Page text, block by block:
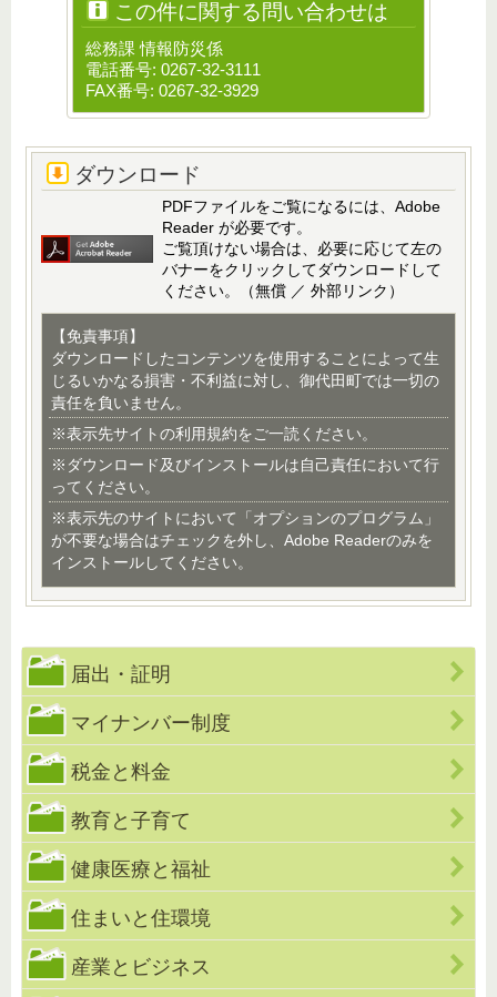
この件に関する問い合わせは
総務課 情報防災係
電話番号: 0267-32-3111
FAX番号: 0267-32-3929
ダウンロード
PDFファイルをご覧になるには、Adobe
Reader が必要です。
ご覧頂けない場合は、必要に応じて左の
バナーをクリックしてダウンロードして
ください。（無償 ／ 外部リンク）
【免責事項】
ダウンロードしたコンテンツを使用することによって生
じるいかなる損害・不利益に対し、御代田町では一切の
責任を負いません。
※表示先サイトの利用規約をご一読ください。
※ダウンロード及びインストールは自己責任において行
ってください。
※表示先のサイトにおいて「オプションのプログラム」
が不要な場合はチェックを外し、Adobe Readerのみを
インストールしてください。
届出・証明
マイナンバー制度
税金と料金
教育と子育て
健康医療と福祉
住まいと住環境
産業とビジネス